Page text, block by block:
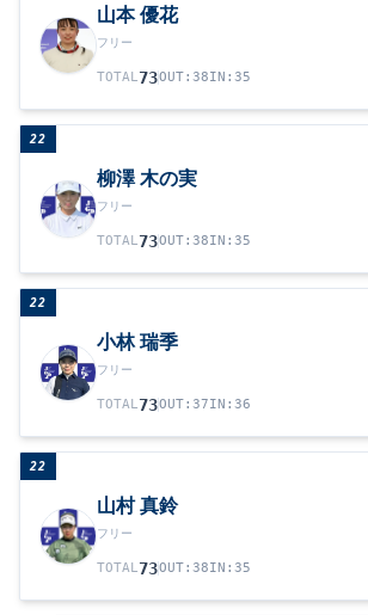
山本 優花
フリー
TOTAL73OUT: 38IN : 35
22
柳澤 木の実
フリー
TOTAL73OUT: 38IN : 35
22
小林 瑞季
フリー
TOTAL73OUT: 37IN : 36
22
山村 真鈴
フリー
TOTAL73OUT: 38IN : 35